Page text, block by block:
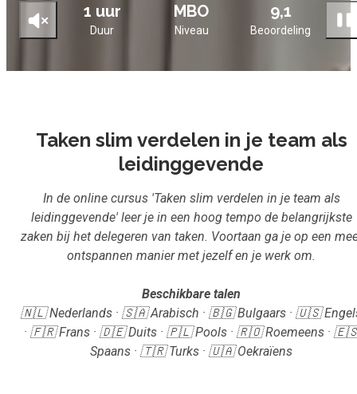
Meer
1 uur MBO 9,1
Duur Niveau Beoordeling
Taken slim verdelen in je team als
leidinggevende
In de online cursus 'Taken slim verdelen in je team als
leidinggevende' leer je in een hoog tempo de belangrijkste
zaken bij het delegeren van taken. Voortaan ga je op een
ontspannen manier met jezelf en je werk om.
Beschikbare talen
🇳🇱 Nederlands · 🇸🇦 Arabisch · 🇧🇬 Bulgaars · 🇺🇸
· 🇫🇷 Frans · 🇩🇪 Duits · 🇵🇱 Pools · 🇷🇴 Roemeens ·
Spaans · 🇹🇷 Turks · 🇺🇦 Oekraïens